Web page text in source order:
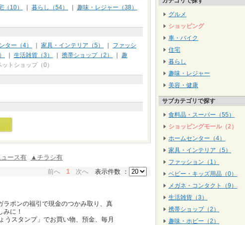
グルメ
ショッピング
車・バイク
住宅
暮らし
趣味・レジャー
美容・健康
サブカテゴリで探す
食料品・スーパー（55）
ショッピングモール（2）
ホームセンター（4）
家具・インテリア（5）
ファッション（1）
ベビー・キッズ用品（0）
メガネ・コンタクト（9）
生活雑貨（3）
携帯ショップ（2）
趣味・ホビー（2）
（10） 暮らし（54）
趣味・レジャー（38）
ター（4） 家具・インテリア（5）
ファッシ
生活雑貨（3） 携帯ショップ（2）
趣
ットショップ（0）
ース有
▲チラシ有
前へ 1 次へ 表示件数 ：
ポンの福引で現金のつかみ取り、真
に！
うスタンプ」でお買い物、預金、毎月